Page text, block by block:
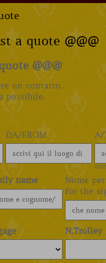
a quote @@@
@@@
un contatto.
possibile.
DA/FROM A/
name
Nome
for the
N.Trolley